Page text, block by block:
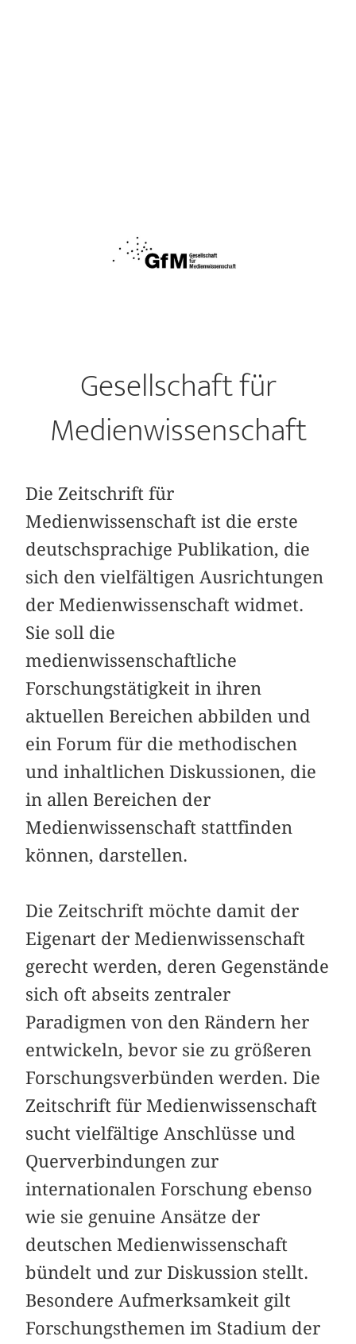
Gesellschaft für
Medienwissenschaft
Die Zeitschrift für
Medienwissenschaft ist die erste
deutschsprachige Publikation, die
sich den vielfältigen Ausrichtungen
der Medienwissenschaft widmet.
Sie soll die
medienwissenschaftliche
Forschungstätigkeit in ihren
aktuellen Bereichen abbilden und
ein Forum für die methodischen
und inhaltlichen Diskussionen, die
in allen Bereichen der
Medienwissenschaft stattfinden
können, darstellen.
Die Zeitschrift möchte damit der
Eigenart der Medienwissenschaft
gerecht werden, deren Gegenstände
sich oft abseits zentraler
Paradigmen von den Rändern her
entwickeln, bevor sie zu größeren
Forschungsverbünden werden. Die
Zeitschrift für Medienwissenschaft
sucht vielfältige Anschlüsse und
Querverbindungen zur
internationalen Forschung ebenso
wie sie genuine Ansätze der
deutschen Medienwissenschaft
bündelt und zur Diskussion stellt.
Besondere Aufmerksamkeit gilt
Forschungsthemen im Stadium der